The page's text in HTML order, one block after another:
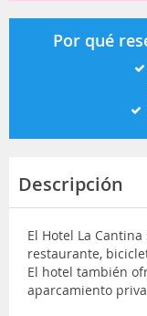
Por qué
Descripción
El Hotel La
restaurante,
El hotel también
aparcamiento